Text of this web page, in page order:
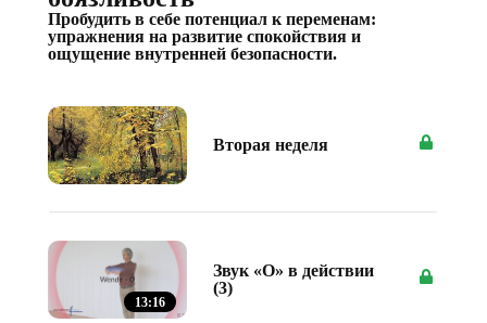
Пробудить в себе потенциал к переменам:
упражнения на развитие спокойствия и
ощущение внутренней безопасности.
Вторая неделя
13:16
Звук «О» в действии
(3)